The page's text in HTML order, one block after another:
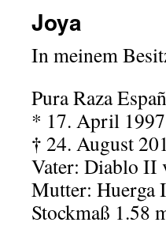
Joya
In meinem
Pura Raza
* 17. April 1997
† 24. August
Vater: Diablo II
Mutter: Huerga
Stockmaß 1.58